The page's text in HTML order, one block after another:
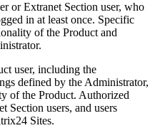
or Extranet Section user, who
in at least once. Specific
of the Product and
user, including the
defined by the Administrator,
of the Product. Authorized
Section users, and users
Sites.